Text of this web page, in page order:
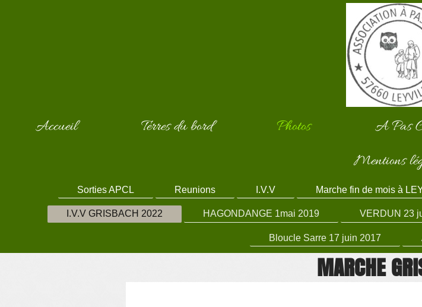
Accueil Terres du bord Photos A Pas
Mentions
Sorties APCL Reunions I.V.V Marche fin de mois à
I.V.V GRISBACH 2022 HAGONDANGE 1mai 2019 VERDUN 23
Bloucle Sarre 17 juin 2017
MARCHE